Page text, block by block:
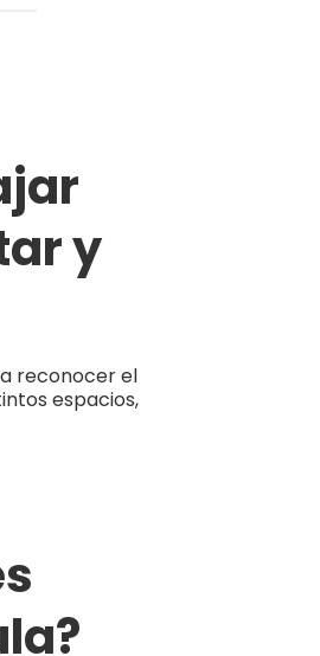
y
reconocer el
espacios,